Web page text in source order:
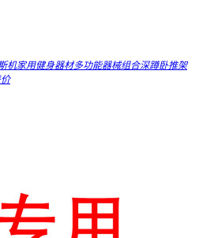
机家用健身器材多功能器械组合深蹲卧推架